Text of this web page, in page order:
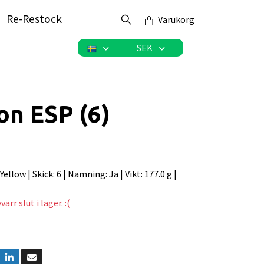
Re-Restock Varukorg
SEK
ESP (6)
| Skick: 6 | Namning: Ja | Vikt: 177.0 g |
slut i lager. :(